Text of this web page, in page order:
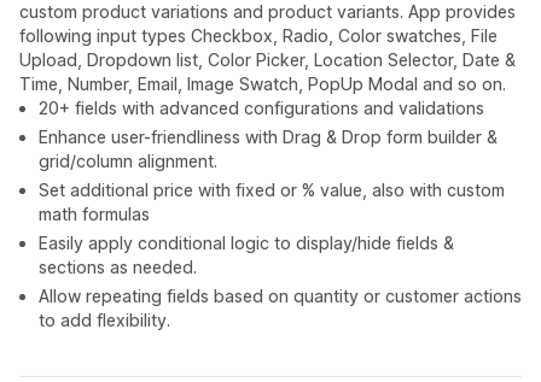
custom product variations and product variants. App provides
following input types Checkbox, Radio, Color swatches, File
Upload, Dropdown list, Color Picker, Location Selector, Date &
Time, Number, Email, Image Swatch, PopUp Modal and so on.
20+ fields with advanced configurations and validations
Enhance user-friendliness with Drag & Drop form builder &
grid/column alignment.
Set additional price with fixed or % value, also with custom
math formulas
Easily apply conditional logic to display/hide fields &
sections as needed.
Allow repeating fields based on quantity or customer actions
to add flexibility.